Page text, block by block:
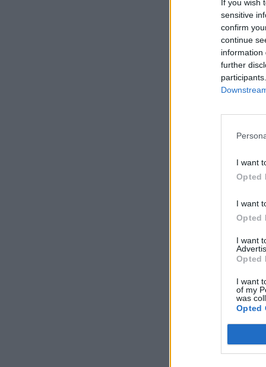
If you wish
sensitive
confirm
continue
information
further
I want
Opted
I want
Opted
I want
Opted
I want
of my
was
Opted